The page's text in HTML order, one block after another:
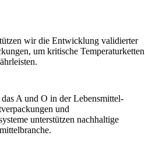
wir die Entwicklung validierter
um kritische Temperaturketten
A und O in der Lebensmittel-
und
unterstützen nachhaltige